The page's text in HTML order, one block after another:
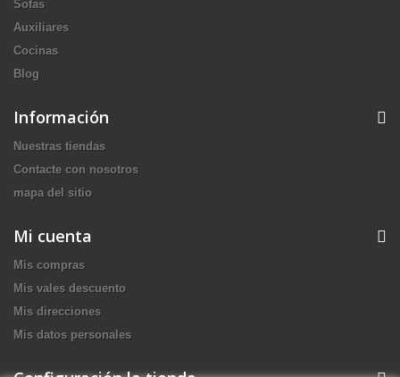
Sofas
Auxiliares
Cocinas
Blog
Información
Nuestras tiendas
Contacte con nosotros
mapa del sitio
Mi cuenta
Mis compras
Mis vales descuento
Mis direcciones
Mis datos personales